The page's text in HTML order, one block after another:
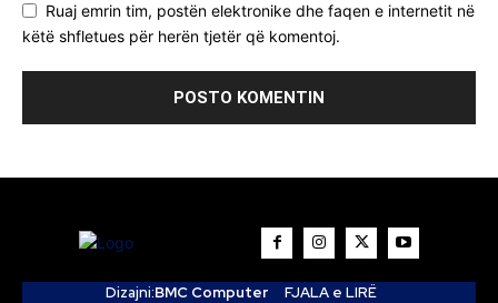
Ruaj emrin tim, postën elektronike dhe faqen e internetit në
këtë shfletues për herën tjetër që komentoj.
Dizajni:BMC Computer
FJALA e LIRË